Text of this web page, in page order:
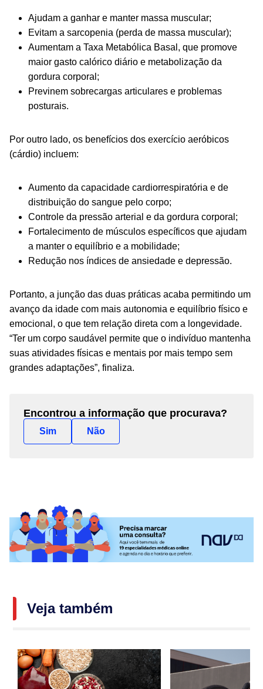
Ajudam a ganhar e manter massa muscular;
Evitam a sarcopenia (perda de massa muscular);
Aumentam a Taxa Metabólica Basal, que promove
maior gasto calórico diário e metabolização da
gordura corporal;
Previnem sobrecargas articulares e problemas
posturais.
Por outro lado, os benefícios dos exercício aeróbicos
(cárdio) incluem:
Aumento da capacidade cardiorrespiratória e de
distribuição do sangue pelo corpo;
Controle da pressão arterial e da gordura corporal;
Fortalecimento de músculos específicos que ajudam
a manter o equilíbrio e a mobilidade;
Redução nos índices de ansiedade e depressão.
Portanto, a junção das duas práticas acaba permitindo um
avanço da idade com mais autonomia e equilíbrio físico e
emocional, o que tem relação direta com a longevidade.
“Ter um corpo saudável permite que o indivíduo mantenha
suas atividades físicas e mentais por mais tempo sem
grandes adaptações”, finaliza.
Encontrou a informação que procurava?
Sim Não
Veja também